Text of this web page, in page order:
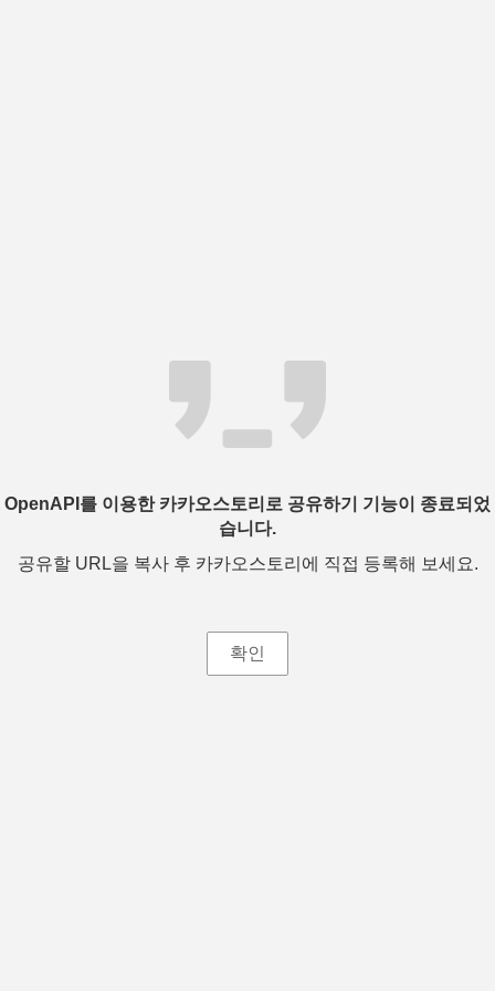
OpenAPI를 이용한 카카오스토리로 공유하기 기능이 종료되었
습니다.
공유할 URL을 복사 후 카카오스토리에 직접 등록해 보세요.
확인